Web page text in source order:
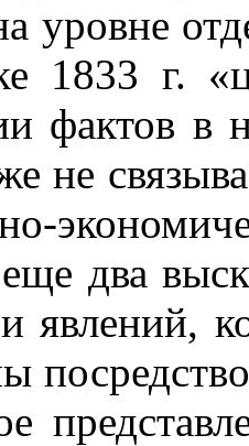
уровне
1833 г.
фактов в
не
два
явлений,